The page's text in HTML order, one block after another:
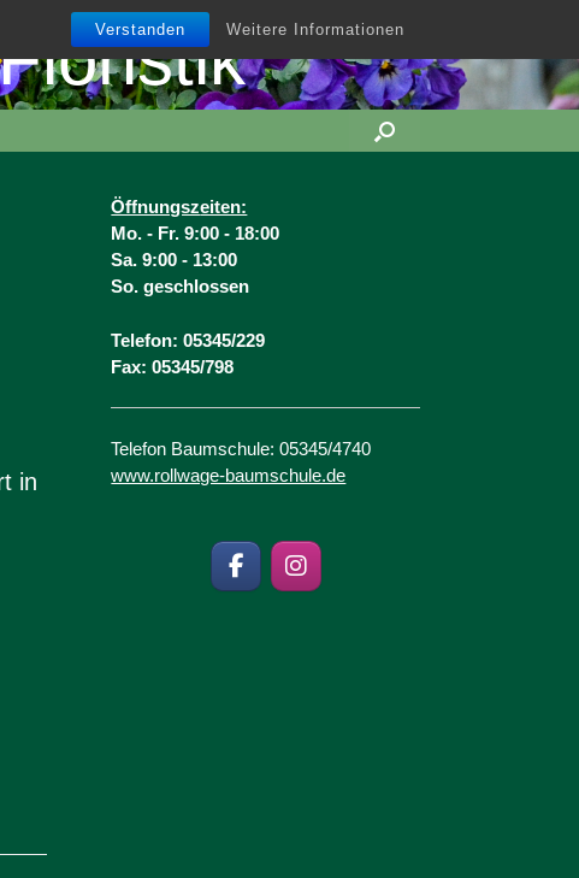
Verstanden Weitere Informationen
in
Öffnungszeiten:
Mo. - Fr. 9:00 - 18:00
Sa. 9:00 - 13:00
So. geschlossen
Telefon: 05345/229
Fax: 05345/798
Telefon Baumschule: 05345/4740
www.rollwage-baumschule.de